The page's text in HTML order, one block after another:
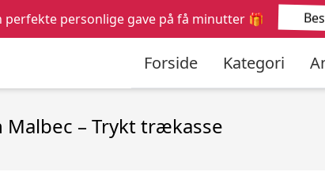
Forside Kategori
efter:
– Trykt trækasse
perfekte personlige gave på få minutter 🎁